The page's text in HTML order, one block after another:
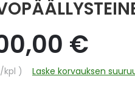
€
/kpl Laske korvauksen